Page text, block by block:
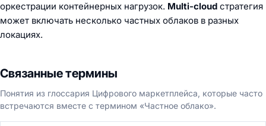
оркестрации контейнерных нагрузок. Multi-cloud стратегия
может включать несколько частных облаков в разных
локациях.
Связанные термины
Понятия из глоссария Цифрового маркетплейса, которые часто
встречаются вместе с термином «Частное облако».